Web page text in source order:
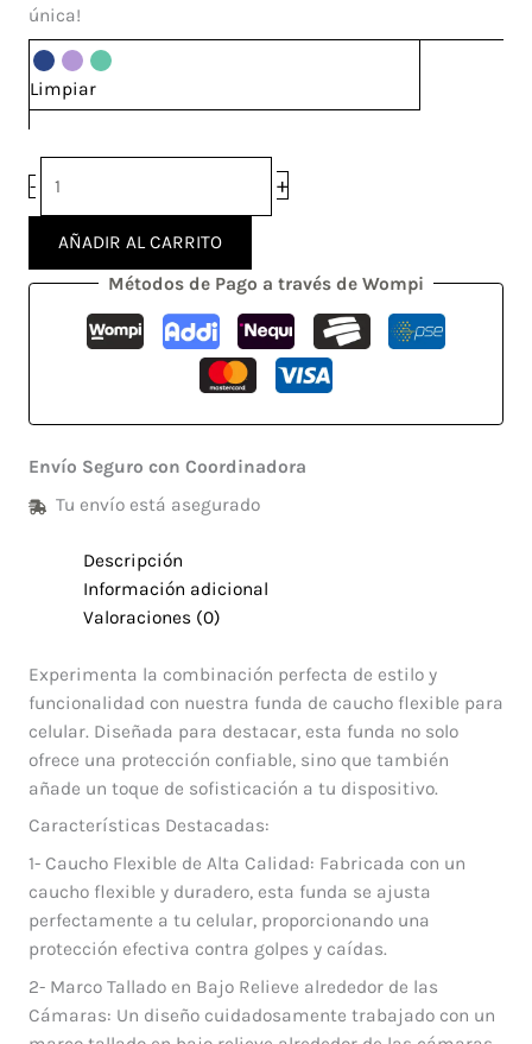
única!
Limpiar
- +
AÑADIR AL CARRITO
Métodos de Pago a través de Wompi
Envío Seguro con Coordinadora
Tu envío está asegurado
Descripción
Información adicional
Valoraciones (0)
Experimenta la combinación perfecta de estilo y
funcionalidad con nuestra funda de caucho flexible para
celular. Diseñada para destacar, esta funda no solo
ofrece una protección confiable, sino que también
añade un toque de sofisticación a tu dispositivo.
Características Destacadas:
1- Caucho Flexible de Alta Calidad: Fabricada con un
caucho flexible y duradero, esta funda se ajusta
perfectamente a tu celular, proporcionando una
protección efectiva contra golpes y caídas.
2- Marco Tallado en Bajo Relieve alrededor de las
Cámaras: Un diseño cuidadosamente trabajado con un